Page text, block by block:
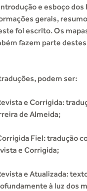
e esboço dos
gerais,
foi escrito. Os
fazem parte
podem ser:
e Corrigida:
de Almeida;
Fiel: tradução
e Corrigida;
e Atualizada:
à luz dos